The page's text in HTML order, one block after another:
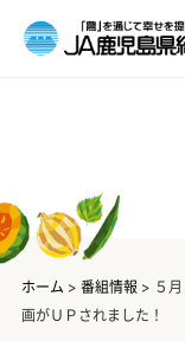
ホーム > 番組情報 > ５
画がＵＰされました！